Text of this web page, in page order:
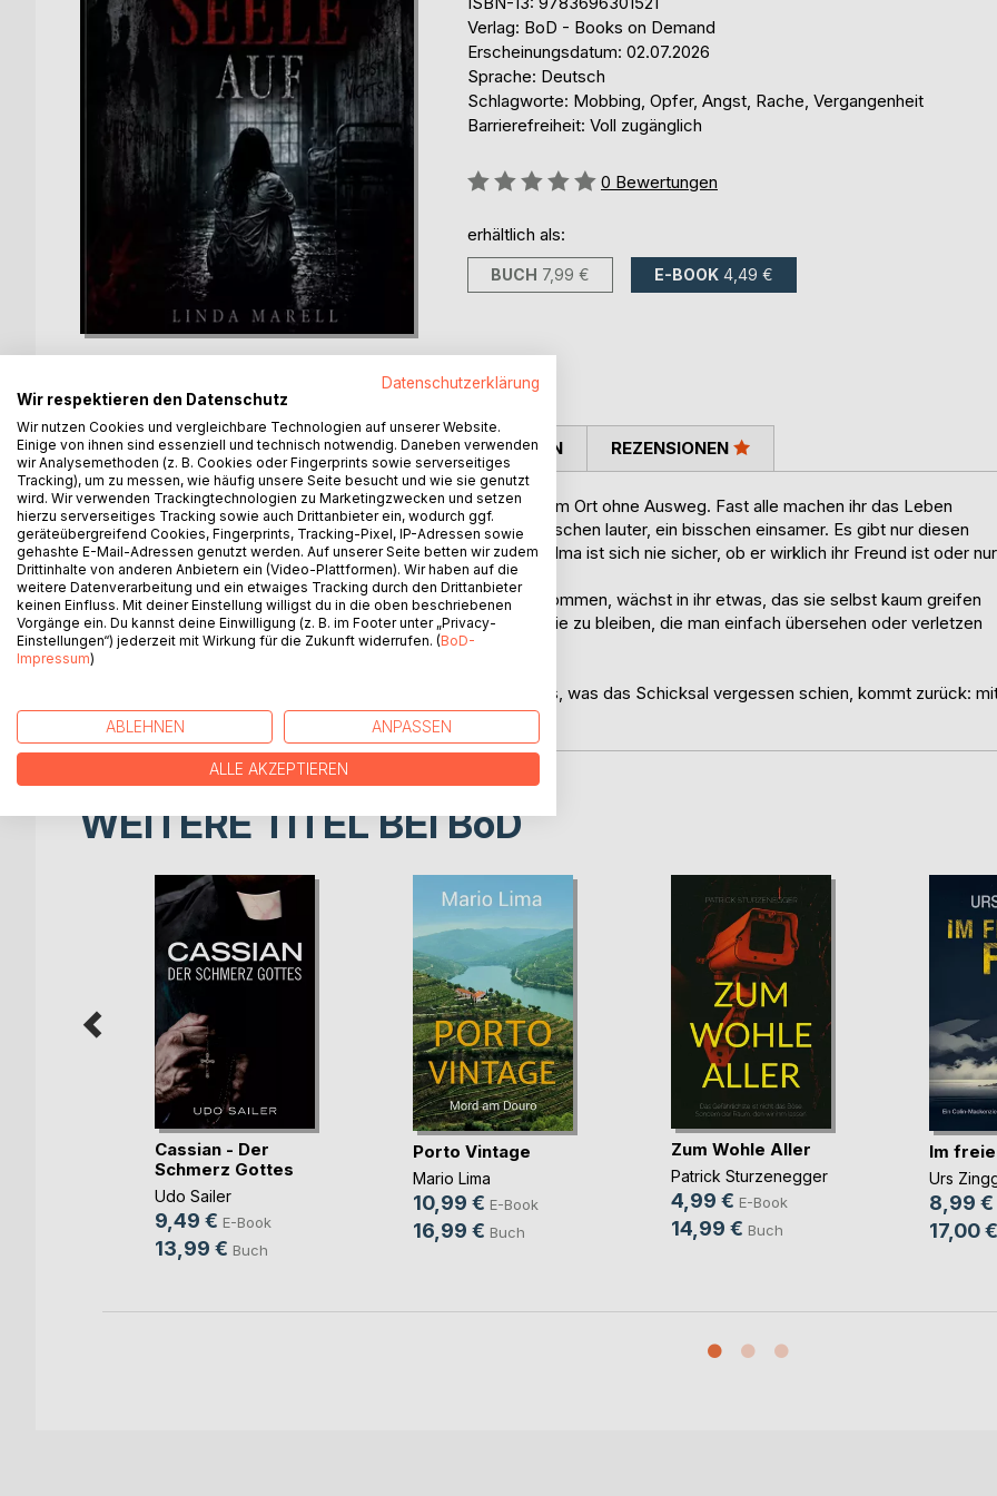
Verlag: BoD - Books on Demand
Erscheinungsdatum: 02.07.2026
Sprache: Deutsch
Schlagworte: Mobbing, Opfer, Angst, Rache, Vergangenheit
Barrierefreiheit: Voll zugänglich
Bewertung::
0 Bewertungen
erhältlich als:
BUCH 7,99 € E-BOOK 4,49 €
BESCHREIBUNG
Selma fühlt sich in ihrer Schule wie unsichtbar, wie an einem Ort ohne Ausweg. Fast alle machen ihr das Leben
schwer, und jeden Tag wird es ein bisschen enger, ein bisschen lauter, ein bisschen einsamer. Es gibt nur diesen
einen Jungen, der scheinbar auf ihrer Seite steht. Aber Selma ist sich nie sicher, ob er wirklich ihr Freund ist oder nur
Teil eines Spiels, das sie nicht versteht.
Während sie versucht, irgendwie durch die Schulzeit zu kommen, wächst in ihr etwas, das sie selbst kaum greifen
kann: Schmerz, Wut, und ein stiller Wille, nicht für immer die zu bleiben, die man einfach übersehen oder verletzen
kann.
Was damals begonnen hat, ist längst nicht vorbei. Und das, was das Schicksal vergessen schien, kommt zurück:
einer Wucht, die niemand kommen sieht.
AUTOR/IN PRESSESTIMMEN REZENSIONEN
WEITERE TITEL BEIBoD
Cassian - Der
Schmerz Gottes
Udo Sailer
9,49 € E-Book
13,99 € Buch
Porto Vintage
Mario Lima
10,99 € E-Book
16,99 € Buch
Zum Wohle Aller
Patrick Sturzenegger
4,99 € E-Book
14,99 € Buch
Im
Urs
8,99 €
17,00 €
Datenschutzerklärung
Wir respektieren den Datenschutz
Wir nutzen Cookies und vergleichbare Technologien auf unserer Website.
Einige von ihnen sind essenziell und technisch notwendig. Daneben verwenden
wir Analysemethoden (z. B. Cookies oder Fingerprints sowie serverseitiges
Tracking), um zu messen, wie häufig unsere Seite besucht und wie sie genutzt
wird. Wir verwenden Trackingtechnologien zu Marketingzwecken und setzen
hierzu serverseitiges Tracking sowie auch Drittanbieter ein, wodurch ggf.
geräteübergreifend Cookies, Fingerprints, Tracking-Pixel, IP-Adressen sowie
gehashte E-Mail-Adressen genutzt werden. Auf unserer Seite betten wir zudem
Drittinhalte von anderen Anbietern ein (Video-Plattformen). Wir haben auf die
weitere Datenverarbeitung und ein etwaiges Tracking durch den Drittanbieter
keinen Einfluss. Mit deiner Einstellung willigst du in die oben beschriebenen
Vorgänge ein. Du kannst deine Einwilligung (z. B. im Footer unter „Privacy-
Einstellungen“) jederzeit mit Wirkung für die Zukunft widerrufen. (BoD-
Impressum)
ABLEHNEN ANPASSEN
ALLE AKZEPTIEREN